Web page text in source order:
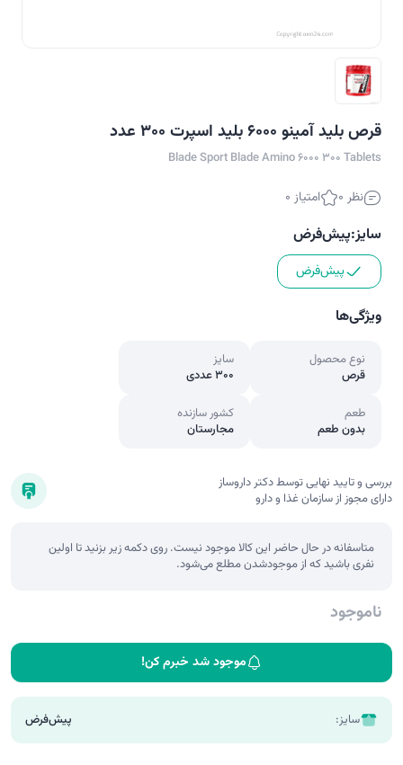
قرص بلید آمینو 6000 بلید اسپرت 300 عدد
Blade Sport Blade Amino 6000 300 Tablets
نظر 0 امتیاز 0
سایز:پیش‌فرض
پیش‌فرض
ویژگی‌ها
نوع محصول
قرص
سایز
300 عددی
طعم
بدون طعم
کشور سازنده
مجارستان
بررسی و تایید نهایی توسط دکتر داروساز
دارای مجوز از سازمان غذا و دارو
متاسفانه در حال حاضر این کالا موجود نیست. روی دکمه زیر بزنید تا اولین
نفری باشید که از موجودشدن مطلع می‌شود.
ناموجود
موجود شد خبرم کن!
سایز: پیش‌فرض